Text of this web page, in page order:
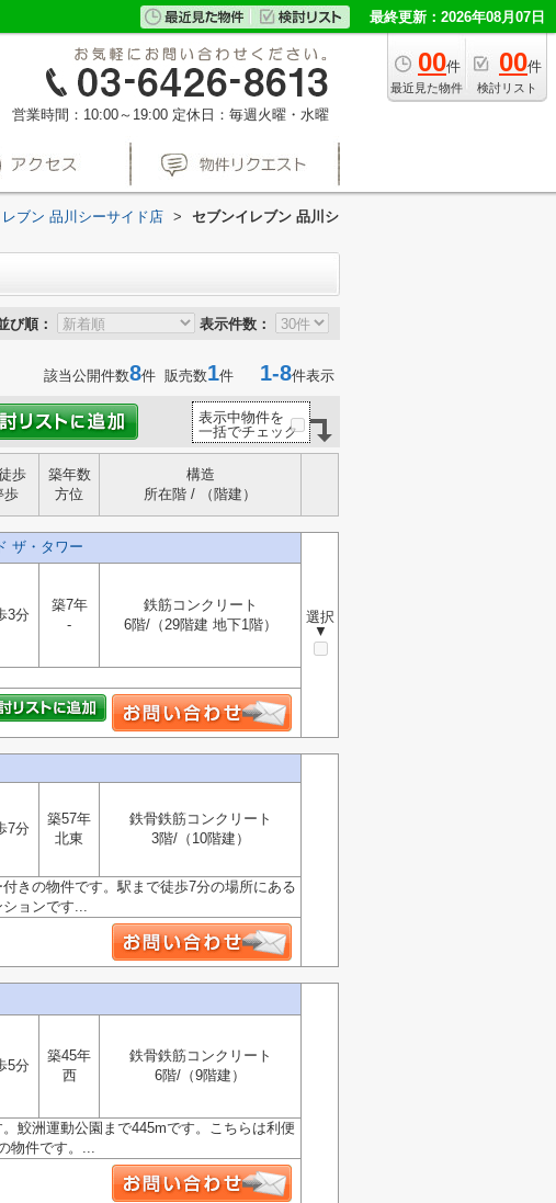
最終更新：2026年08月07日
00件
最近見た物件
00件
検討リスト
営業時間：10:00～19:00 定休日：毎週火曜・水曜
ブン 品川シーサイド店 >
セブンイレブン 品川シ
び順： 表示件数：
該当公開件数8件 販売数1件 1-8件表示
表示中物件を
一括でチェック
歩
歩
築年数
方位
構造
所在階 / （階建）
ザ・タワー
選択
▼
3分
築7年
-
鉄筋コンクリート
6階/（29階建 地下1階）
7分
築57年
北東
鉄骨鉄筋コンクリート
3階/（10階建）
きの物件です。駅まで徒歩7分の場所にある
ョンです...
5分
築45年
西
鉄骨鉄筋コンクリート
6階/（9階建）
鮫洲運動公園まで445mです。こちらは利便
物件です。...